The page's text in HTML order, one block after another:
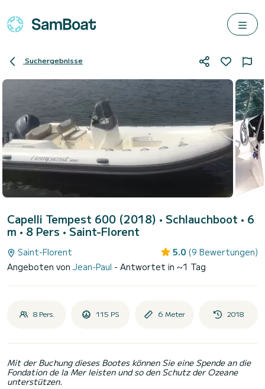
Suchergebnisse
Capelli Tempest 600 (2018) • Schlauchboot • 6
m • 8 Pers •Saint-Florent
Saint-Florent 5.0 (9 Bewertungen)
Angeboten von Jean-Paul - Antwortet in ~1 Tag
8 Pers. 115 PS 6 Meter 2018
Mit der Buchung dieses Bootes können Sie eine Spende an die
Fondation de la Mer leisten und so den Schutz der Ozeane
unterstützen.